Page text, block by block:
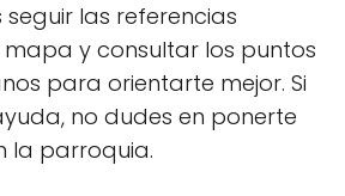
las referencias
y consultar los puntos
para orientarte mejor. Si
no dudes en ponerte
la parroquia.